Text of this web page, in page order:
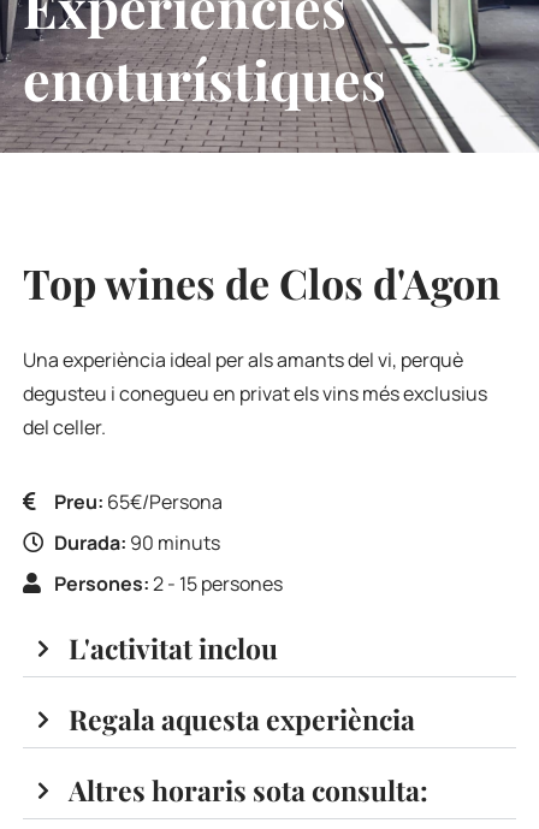
enoturístiques
Top wines de Clos d'Agon
Una experiència ideal per als amants del vi, perquè
degusteu i conegueu en privat els vins més exclusius
del celler.
Preu: 65€/Persona
Durada: 90 minuts
Persones:2 - 15 persones
L'activitat inclou
Regala aquesta experiència
Altres horaris sota consulta: